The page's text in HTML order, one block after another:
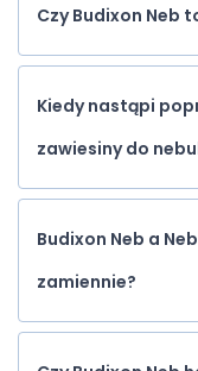
Czy Budixon Neb
Kiedy nastąpi
zawiesiny do
Budixon Neb a
zamiennie?